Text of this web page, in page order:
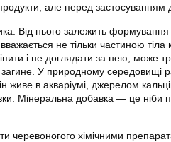
але перед застосуванням
Від нього залежить формування
не тільки частиною
і не доглядати за нею, може
У природному середовищі
живе в акваріумі, джерелом
Мінеральна добавка — це ніби
черевоногого хімічними